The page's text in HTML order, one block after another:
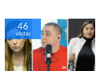
46
visitas